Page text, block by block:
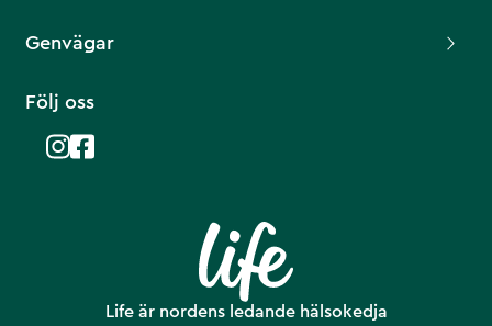
Life är nordens ledande hälsokedja
Genvägar
Följ oss